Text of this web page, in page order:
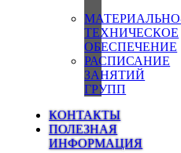
ТЕХНИЧЕСКОЕ
ОБЕСПЕЧЕНИЕ
РАСПИСАНИЕ
ЗАНЯТИЙ
ГРУПП
КОНТАКТЫ
ПОЛЕЗНАЯ
ИНФОРМАЦИЯ